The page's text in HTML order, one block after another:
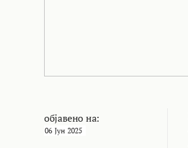
објавено на:
06 Јун 2025